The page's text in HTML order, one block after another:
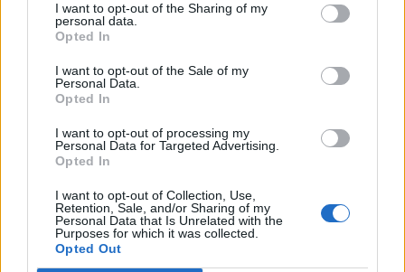
I want to opt-out of the Sharing of my
personal data.
Opted In
I want to opt-out of the Sale of my
Personal Data.
Opted In
I want to opt-out of processing my
Personal Data for Targeted Advertising.
Opted In
I want to opt-out of Collection, Use,
Retention, Sale, and/or Sharing of my
Personal Data that Is Unrelated with the
Purposes for which it was collected.
Opted Out
PLUS
Satser på Sting, øker
salget